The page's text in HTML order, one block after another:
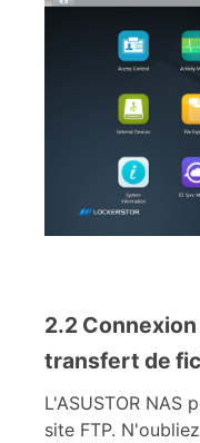
2.2
transfert de
L'ASUSTOR NAS
site FTP.